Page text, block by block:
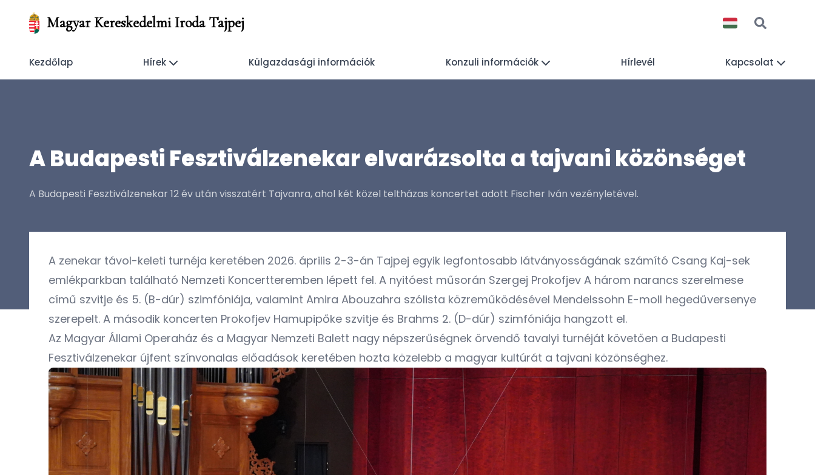
Magyar Kereskedelmi Iroda Tajpej
Kezdőlap Hírek Külgazdasági információk Konzuli információk Hírlevél Kapcsolat
A Budapesti Fesztiválzenekar elvarázsolta a tajvani közönséget
A Budapesti Fesztiválzenekar 12 év után visszatért Tajvanra, ahol két közel teltházas koncertet adott Fischer Iván vezényletével.
A zenekar távol-keleti turnéja keretében 2026. április 2-3-án Tajpej egyik legfontosabb látványosságának számító Csang Kaj-sek
emlékparkban található Nemzeti Koncertteremben lépett fel. A nyitóest műsorán Szergej Prokofjev A három narancs szerelmese
című szvitje és 5. (B-dúr) szimfóniája, valamint Amira Abouzahra szólista közreműködésével Mendelssohn E-moll hegedűversenye
szerepelt. A második koncerten Prokofjev Hamupipőke szvitje és Brahms 2. (D-dúr) szimfóniája hangzott el.
Az Magyar Állami Operaház és a Magyar Nemzeti Balett nagy népszerűségnek örvendő tavalyi turnéját követően a Budapesti
Fesztiválzenekar újfent színvonalas előadások keretében hozta közelebb a magyar kultúrát a tajvani közönséghez.